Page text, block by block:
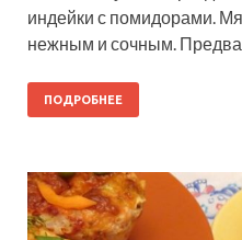
индейки с помидорами.
нежным и сочным.
ПОДРОБНЕЕ